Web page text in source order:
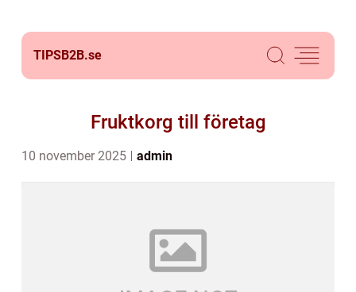
TIPSB2B.se
Fruktkorg till företag
10 november 2025 admin